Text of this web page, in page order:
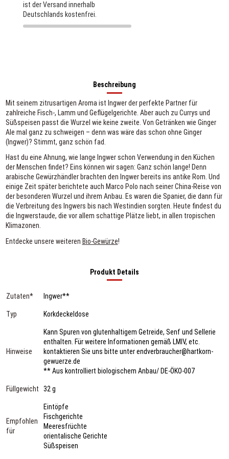
ist der Versand innerhalb
Deutschlands kostenfrei.
Beschreibung
Mit seinem zitrusartigen Aroma ist Ingwer der perfekte Partner für
zahlreiche Fisch-, Lamm und Geflügelgerichte. Aber auch zu Currys und
Süßspeisen passt die Wurzel wie keine zweite. Von Getränken wie Ginger
Ale mal ganz zu schweigen – denn was wäre das schon ohne Ginger
(Ingwer)? Stimmt, ganz schön fad.
Hast du eine Ahnung, wie lange Ingwer schon Verwendung in den Küchen
der Menschen findet? Eins können wir sagen: Ganz schön lange! Denn
arabische Gewürzhändler brachten den Ingwer bereits ins antike Rom. Und
einige Zeit später berichtete auch Marco Polo nach seiner China-Reise von
der besonderen Wurzel und ihrem Anbau. Es waren die Spanier, die dann für
die Verbreitung des Ingwers bis nach Westindien sorgten. Heute findest du
die Ingwerstaude, die vor allem schattige Plätze liebt, in allen tropischen
Klimazonen.
Entdecke unsere weiteren Bio-Gewürze!
Produkt Details
Zutaten* Ingwer**
Typ Korkdeckeldose
Hinweise
Kann Spuren von glutenhaltigem Getreide, Senf und Sellerie
enthalten. Für weitere Informationen gemäß LMIV, etc.
kontaktieren Sie uns bitte unter endverbraucher@hartkorn-
gewuerze.de
** Aus kontrolliert biologischem Anbau/ DE-ÖKO-007
Füllgewicht 32 g
Empfohlen
für
Eintöpfe
Fischgerichte
Meeresfrüchte
orientalische Gerichte
Süßspeisen